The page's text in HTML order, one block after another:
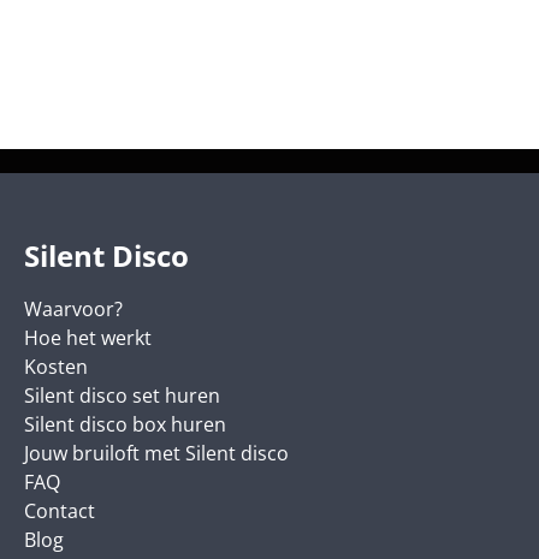
Silent Disco
Waarvoor?
Hoe het werkt
Kosten
Silent disco set huren
Silent disco box huren
Jouw bruiloft met Silent disco
FAQ
Contact
Blog